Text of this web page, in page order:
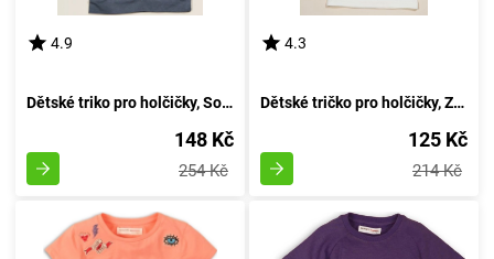
4.9
Dětské triko pro holčičky, Sobe, 15KKCTSRT14, barva šedá - velikost 92 | Věk 2 roky
148 Kč
254 Kč
4.3
Dětské tričko pro holčičky, Značka Sobe, Velikost 98 cm, Barva světlá - Věk 3 roky
125 Kč
214 Kč